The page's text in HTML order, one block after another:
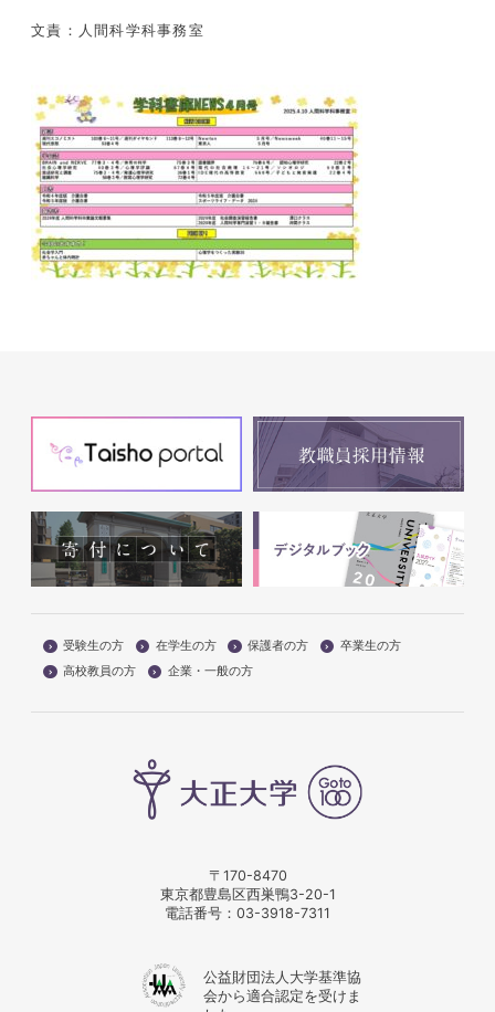
文責：人間科学科事務室
受験生の方 在学生の方 保護者の方
卒業生の方
高校教員の方
企業・一般の方
〒170-8470
東京都豊島区西巣鴨3-20-1
電話番号： 03-3918-7311
公益財団法人大学基準協
会から適合認定を受けま